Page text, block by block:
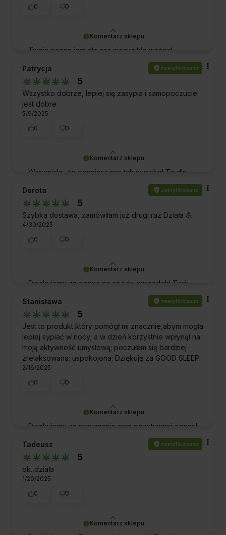
Komentarz sklepu
Twoja ocena jest dla nas niezwykle ważna!
Dziękujemy Ci za docenienie naszych produktów i
zaufanie, jakim zostaliśmy przez Ciebie obdarzeni.
Pozdrawiamy!
0
0
Komentarz sklepu
Wspaniale, że oceniasz nas tak wysoko! To dla
nas potwierdzenie, że spełniliśmy Twoje
oczekiwania. Dziękujemy za zaufanie.
Pozdrawiamy!
Patrycja zweryfikowano
5
Wszystko dobrze, lepiej się zasypia i samopoczucie
jest dobre
5/9/2025
0
0
Komentarz sklepu
Dziękujemy za ocenę na aż tyle gwiazdek! Twój
pozytywny feedback sprawia, że cały zespół
czuje się dumny i zmotywowany do jeszcze
lepszej pracy. Pozdrawiamy!
Dorota zweryfikowano
5
Szybka dostawa, zamówiłam już drugi raz Działa 💪
4/30/2025
0
0
Komentarz sklepu
Dziękujemy za przyznanie nam pozytywnej oceny!
To dla nas ogromne wyróżnienie i motywacja do
dalszej doskonałej obsługi. Pozdrawiamy!
Stanisława zweryfikowano
5
Jest to produkt,który pomógł mi znacznie,abym mogła
lepiej sypiać w nocy; a w dzień korzystnie wpłynął na
moją aktywność umysłową; poczułam się bardziej
zrelaksowana; uspokojona; Dziękuję za GOOD SLEEP
2/16/2025
0
0
Komentarz sklepu
Tadeusz zweryfikowano
5
ok.,działa
1/20/2025
0
0